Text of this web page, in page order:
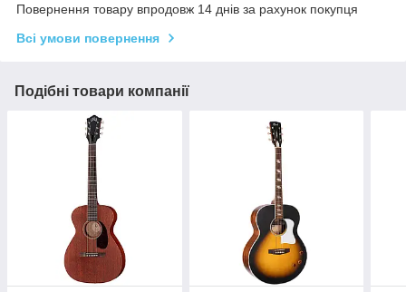
Повернення товару впродовж 14 днів за рахунок покупця
Всі умови повернення
Подібні товари компанії